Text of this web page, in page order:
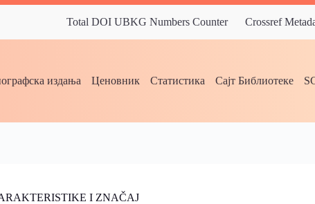
Total DOI UBKG Numbers Counter Crossref
издања Ценовник Статистика Сајт Библиотеке
I ZNAČAJ